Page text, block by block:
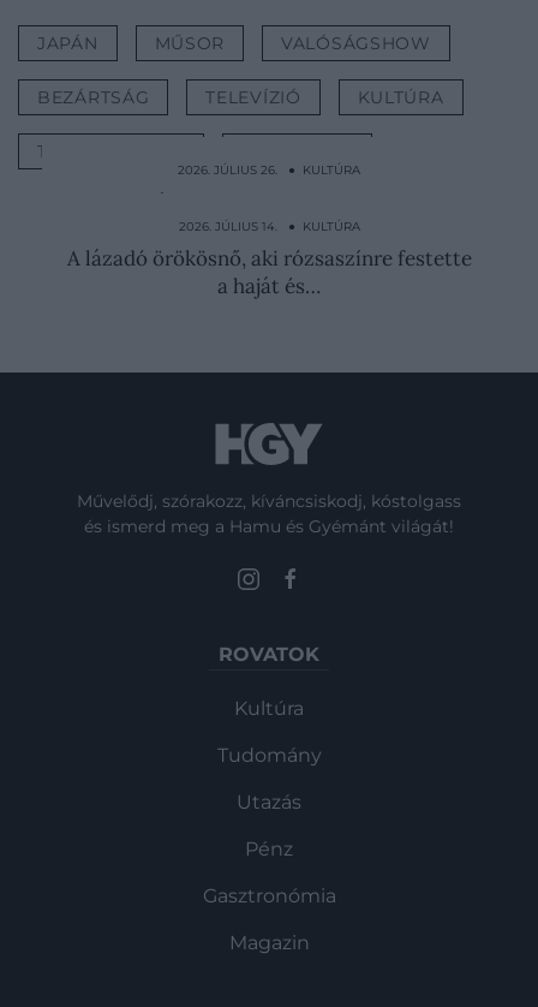
JAPÁN MŰSOR VALÓSÁGSHOW
BEZÁRTSÁG TELEVÍZIÓ KULTÚRA
TRUMAN SHOW
2026. JÚLIUS 26. ● KULTÚRA
Férje bezárta és erőszakkal kényszerítette
írásra, később…
2026. JÚLIUS 14. ● KULTÚRA
A lázadó örökösnő, aki rózsaszínre festette
a haját és…
Művelődj, szórakozz, kíváncsiskodj, kóstolgass
és ismerd meg a Hamu és Gyémánt világát!
ROVATOK
Kultúra
Tudomány
Utazás
Pénz
Gasztronómia
Magazin